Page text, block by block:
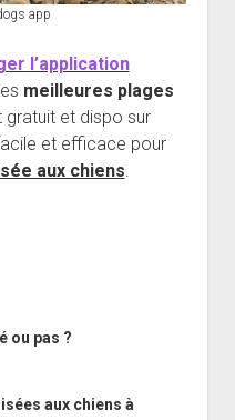
app
l’application
meilleures plages
gratuit et dispo sur
et efficace pour
aux chiens
ou pas ?
aux chiens à